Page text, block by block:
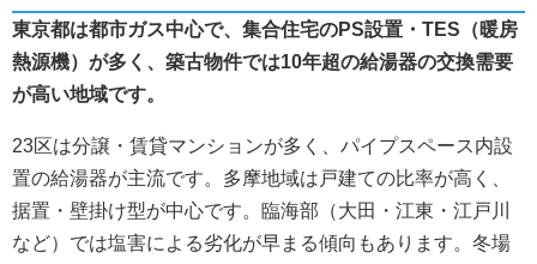
東京都は都市ガス中心で、集合住宅のPS設置・TES（暖房
熱源機）が多く、築古物件では10年超の給湯器の交換需要
が高い地域です。
23区は分譲・賃貸マンションが多く、パイプスペース内設
置の給湯器が主流です。多摩地域は戸建ての比率が高く、
据置・壁掛け型が中心です。臨海部（大田・江東・江戸川
など）では塩害による劣化が早まる傾向もあります。冬場